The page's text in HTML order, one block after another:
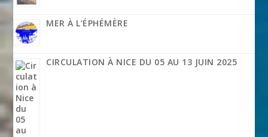
MER À L’ÉPHÉMÈRE
CIRCULATION À NICE DU 05 AU 13 JUIN 2025